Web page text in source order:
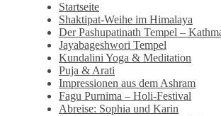
Startseite
Shaktipat-Weihe im Himalaya
Der Pashupatinath Tempel –
Jayabageshwori Tempel
Kundalini Yoga & Meditation
Puja & Arati
Impressionen aus dem Ashram
Fagu Purnima – Holi-Festival
Abreise: Sophia und Karin